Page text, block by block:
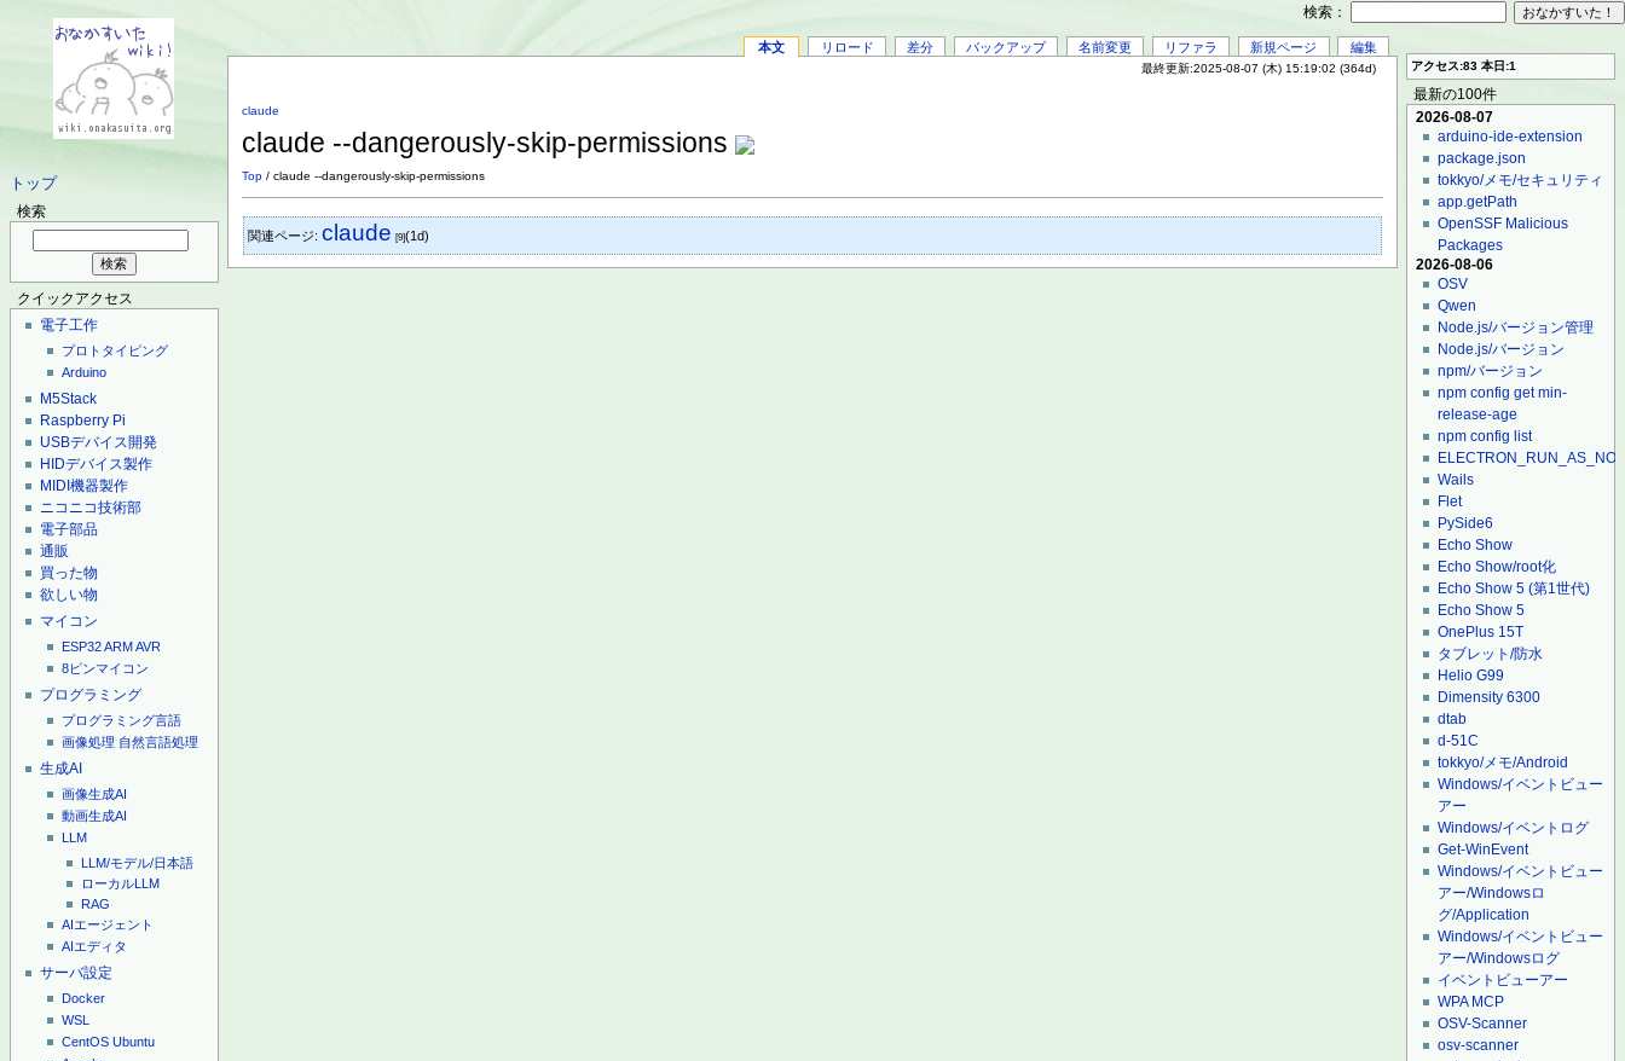
トップ
検索
クイックアクセス
電子工作
プロトタイピング
Arduino
M5Stack
Raspberry Pi
USBデバイス開発
HIDデバイス製作
MIDI機器製作
ニコニコ技術部
電子部品
通販
買った物
欲しい物
マイコン
ESP32ARMAVR
8ピンマイコン
プログラミング
プログラミング言語
画像処理 自然言語処理
生成AI
画像生成AI
動画生成AI
LLM
LLM/モデル/日本語
ローカルLLM
RAG
AIエージェント
AIエディタ
サーバ設定
Docker
WSL
CentOS Ubuntu
本文 リロード 差分 バックアップ 名前変更 リファラ 新規ページ 編集
最終更新:2025-08-07 (木) 15:19:02 (364d)
claude
claude --dangerously-skip-permissions
Top / claude --dangerously-skip-permissions
関連ページ:claude [9](1d)
アクセス:83 本日:1
最新の100件
2026-08-07
arduino-ide-extension
package.json
tokkyo/メモ/セキュリティ
app.getPath
OpenSSF Malicious
Packages
2026-08-06
OSV
Qwen
Node.js/バージョン管理
Node.js/バージョン
npm/バージョン
npm config get min-
release-age
npm config list
Wails
Flet
PySide6
Echo Show
Echo Show/root化
Echo Show 5 (第1世代)
Echo Show 5
OnePlus 15T
タブレット/防水
Helio G99
Dimensity 6300
dtab
d-51C
tokkyo/メモ/Android
Windows/イベントビュー
アー
Windows/イベントログ
Get-WinEvent
Windows/イベントビュー
アー/Windowsロ
グ/Application
Windows/イベントビュー
アー/Windowsログ
イベントビューアー
WPA MCP
OSV-Scanner
osv-scanner
検索：